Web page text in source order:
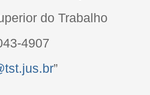
do Trabalho
4907
”